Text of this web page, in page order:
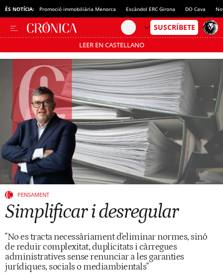
ÉS NOTÍCIA: Promoció immobiliària Menorca Escàndol ERC Girona DO Cava
LEER EN CASTELLANO
Passa’t al mode estalvi
PENSAMENT
Simplificar i desregular
"No es tracta necessàriament d'eliminar normes, sinó
de reduir complexitat, duplicitats i càrregues
administratives sense renunciar a les garanties
jurídiques, socials o mediambientals"